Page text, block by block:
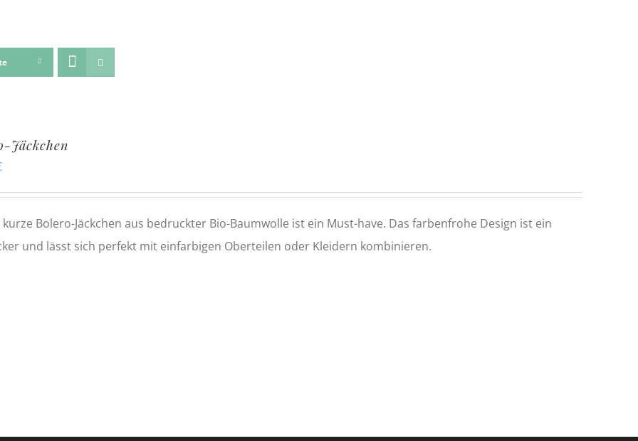
Jäckchen
kurze Bolero-Jäckchen aus bedruckter Bio-Baumwolle ist ein Must-have. Das farbenfrohe Design ist ein
und lässt sich perfekt mit einfarbigen Oberteilen oder Kleidern kombinieren.